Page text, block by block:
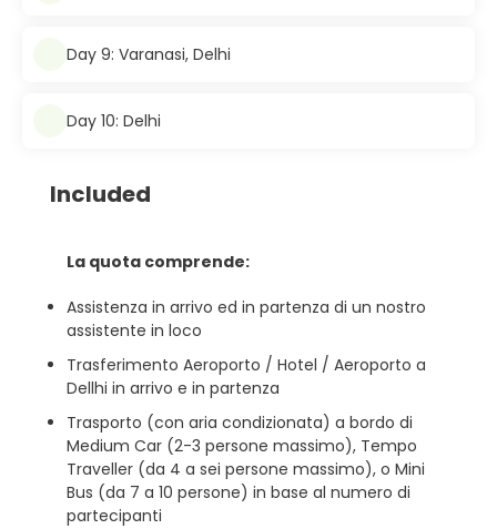
Day 9: Varanasi, Delhi
Day 10: Delhi
Included
La quota comprende:
Assistenza in arrivo ed in partenza di un nostro
assistente in loco
Trasferimento Aeroporto / Hotel / Aeroporto a
Dellhi in arrivo e in partenza
Trasporto (con aria condizionata) a bordo di
Medium Car (2-3 persone massimo), Tempo
Traveller (da 4 a sei persone massimo), o Mini
Bus (da 7 a 10 persone) in base al numero di
partecipanti